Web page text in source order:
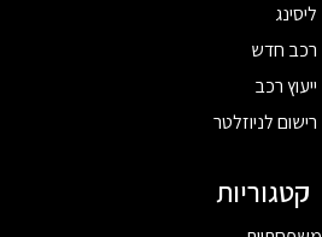
ליסינג
רכב חדש
ייעוץ רכב
רישום לניוזלטר
קטגוריות